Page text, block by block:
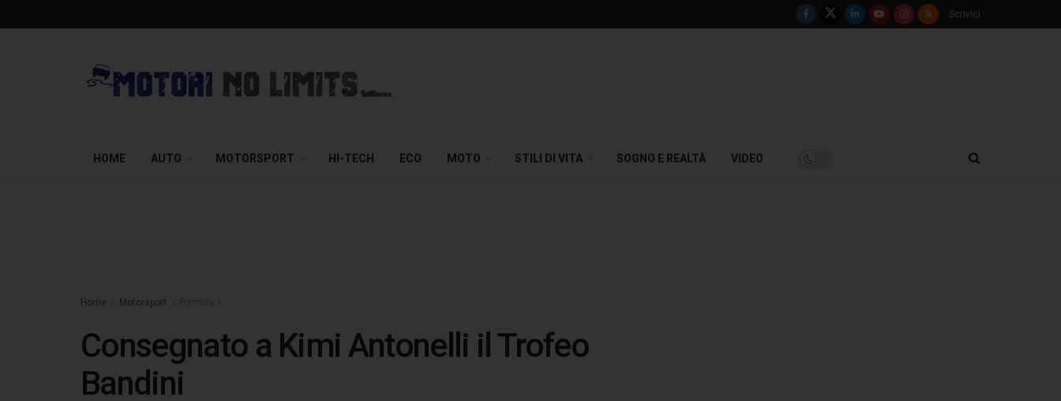
Scrivici
HOME AUTO MOTORSPORT HI-TECH ECO MOTO STILI DI VITA SOGNO E REALTÀ VIDEO
Home Motorsport
Consegnato a Kimi Antonelli il Trofeo
Bandini